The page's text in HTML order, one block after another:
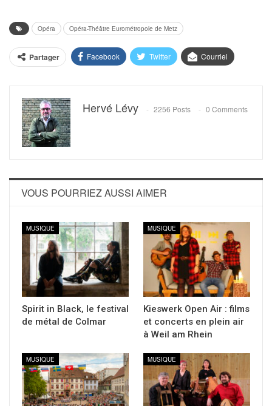
Opéra Opéra-Théâtre Eurométropole de Metz
Partager Facebook Twitter Courriel
Hervé Lévy 2256 Posts 0 Comments
VOUS POURRIEZ AUSSI AIMER
MUSIQUE
Spirit in Black, le festival
de métal de Colmar
MUSIQUE
Kieswerk Open Air : films
et concerts en plein air
à Weil am Rhein
MUSIQUE MUSIQUE